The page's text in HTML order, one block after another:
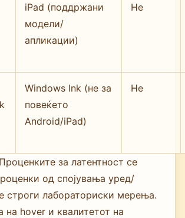
iPad (поддржани
модели/
апликации)
Не
Windows Ink (не за
повеќето
Android/iPad)
Не
за латентност се
од спојувања уред/
строги лабораториски мерења.
на hover и квалитетот на